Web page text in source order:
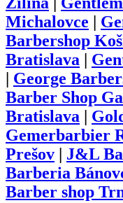
Michalovce
Barbershop
Bratislava
George
Barber Shop
Bratislava
Gemerbarbier
Prešov
J&L
Barberia
Barber shop